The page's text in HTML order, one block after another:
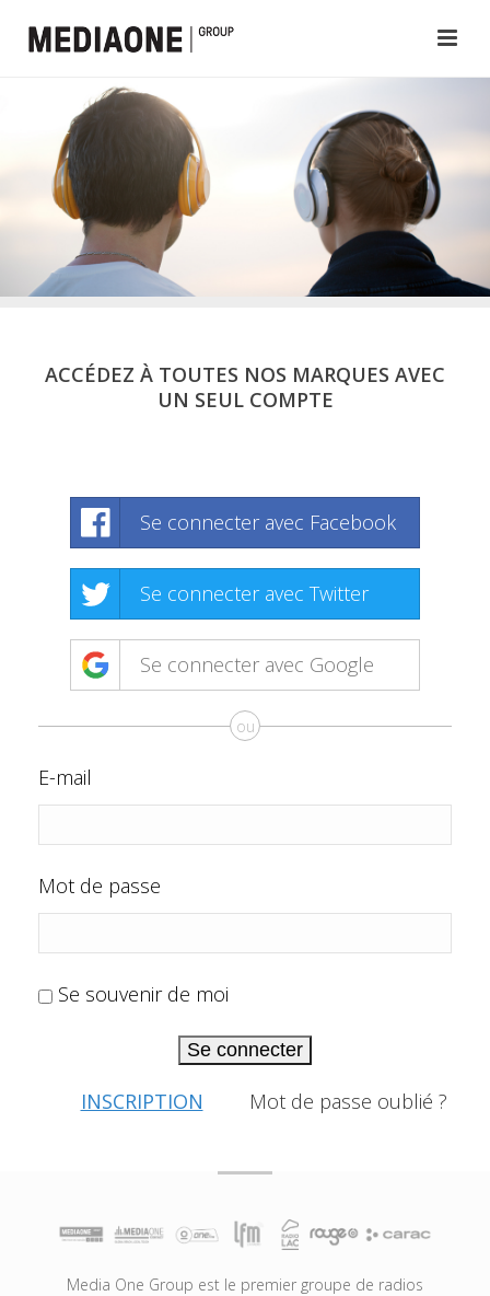
ACCÉDEZ À TOUTES NOS MARQUES AVEC
UN SEUL COMPTE
Se connecter avec Facebook
Se connecter avec Twitter
Se connecter avec Google
ou
E-mail
Mot de passe
Se souvenir de moi
Se connecter
INSCRIPTION Mot de passe oublié ?
Media One Group est le premier groupe de radios